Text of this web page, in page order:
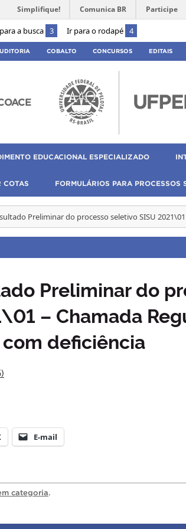
a busca 3 Ir para o rodapé 4
Simplifique! Comunica BR Participe
COBALTO CONCURSOS EDITAIS
EDUCACIONAL ESPECIALIZADO
COTAS FORMULÁRIOS PARA PROCESSOS
Preliminar do processo seletivo SISU
Preliminar do
– Chamada
deficiência
E-mail
categoria.